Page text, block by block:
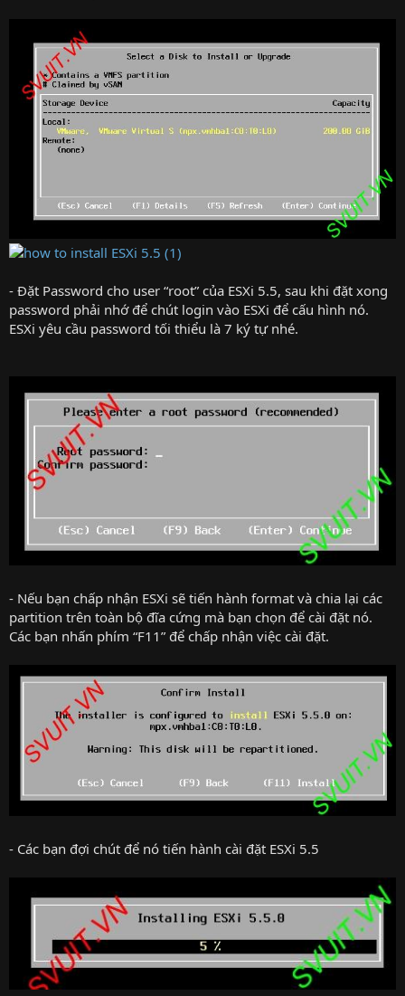
- Đặt Password cho user “root” của ESXi 5.5, sau khi đặt xong
password phải nhớ để chút login vào ESXi để cấu hình nó.
ESXi yêu cầu password tối thiểu là 7 ký tự nhé.
- Nếu bạn chấp nhận ESXi sẽ tiến hành format và chia lại các
partition trên toàn bộ đĩa cứng mà bạn chọn để cài đặt nó.
Các bạn nhấn phím “F11” để chấp nhận việc cài đặt.
- Các bạn đợi chút để nó tiến hành cài đặt ESXi 5.5